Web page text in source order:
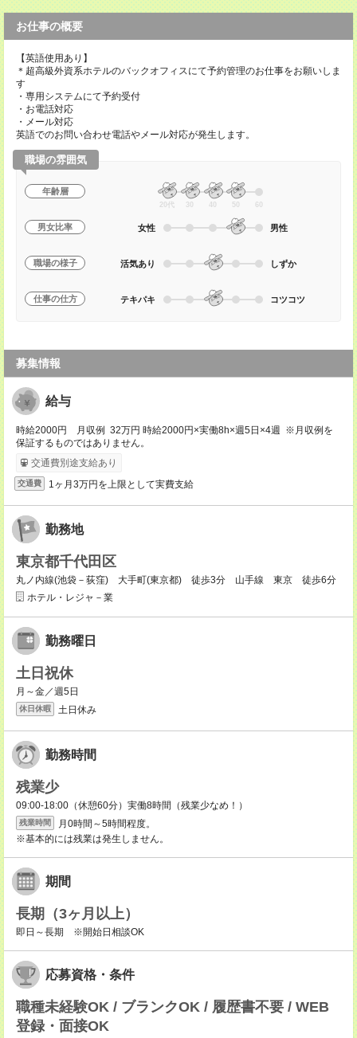
お仕事の概要
【英語使用あり】
＊超高級外資系ホテルのバックオフィスにて予約管理のお仕事をお願いしま
す
・専用システムにて予約受付
・お電話対応
・メール対応
英語でのお問い合わせ電話やメール対応が発生します。
職場の雰囲気
年齢層
20代 30 40 50 60
男女比率 女性 男性
職場の様子 活気あり しずか
仕事の仕方 テキパキ コツコツ
募集情報
給与
時給2000円 月収例 32万円 時給2000円×実働8h×週5日×4週 ※月収例を
保証するものではありません。
交通費別途支給あり
交通費 1ヶ月3万円を上限として実費支給
勤務地
東京都千代田区
丸ノ内線(池袋－荻窪) 大手町(東京都) 徒歩3分 山手線 東京 徒歩6分
ホテル・レジャ－業
勤務曜日
土日祝休
月～金／週5日
休日休暇 土日休み
勤務時間
残業少
09:00-18:00（休憩60分）実働8時間（残業少なめ！）
残業時間
月0時間～5時間程度。
※基本的には残業は発生しません。
期間
長期（3ヶ月以上）
即日～長期 ※開始日相談OK
応募資格・条件
職種未経験OK / ブランクOK / 履歴書不要 / WEB
登録・面接OK